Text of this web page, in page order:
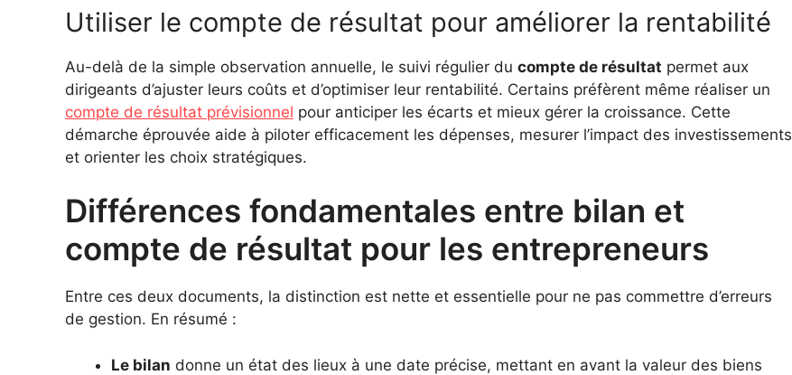
Utiliser le compte de résultat pour améliorer la rentabilité
Au-delà de la simple observation annuelle, le suivi régulier du compte de résultat permet aux
dirigeants d’ajuster leurs coûts et d’optimiser leur rentabilité. Certains préfèrent même réaliser un
compte de résultat prévisionnel pour anticiper les écarts et mieux gérer la croissance. Cette
démarche éprouvée aide à piloter efficacement les dépenses, mesurer l’impact des investissements
et orienter les choix stratégiques.
Différences fondamentales entre bilan et
compte de résultat pour les entrepreneurs
Entre ces deux documents, la distinction est nette et essentielle pour ne pas commettre d’erreurs
de gestion. En résumé :
Le bilan donne un état des lieux à une date précise, mettant en avant la valeur des biens